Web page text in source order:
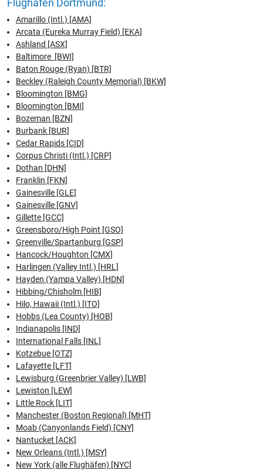
Flughafen Dortmund:
Amarillo (Intl.) [AMA]
Arcata (Eureka Murray Field) [EKA]
Ashland [ASX]
Baltimore [BWI]
Baton Rouge (Ryan) [BTR]
Beckley (Raleigh County Memorial) [BKW]
Bloomington [BMG]
Bloomington [BMI]
Bozeman [BZN]
Burbank [BUR]
Cedar Rapids [CID]
Corpus Christi (Intl.) [CRP]
Dothan [DHN]
Franklin [FKN]
Gainesville [GLE]
Gainesville [GNV]
Gillette [GCC]
Greensboro/High Point [GSO]
Greenville/Spartanburg [GSP]
Hancock/Houghton [CMX]
Harlingen (Valley Intl.) [HRL]
Hayden (Yampa Valley) [HDN]
Hibbing/Chisholm [HIB]
Hilo, Hawaii (Intl.) [ITO]
Hobbs (Lea County) [HOB]
Indianapolis [IND]
International Falls [INL]
Kotzebue [OTZ]
Lafayette [LFT]
Lewisburg (Greenbrier Valley) [LWB]
Lewiston [LEW]
Little Rock [LIT]
Manchester (Boston Regional) [MHT]
Moab (Canyonlands Field) [CNY]
Nantucket [ACK]
New Orleans (Intl.) [MSY]
New York (alle Flughäfen) [NYC]